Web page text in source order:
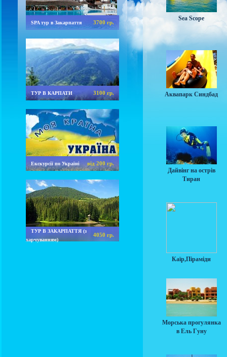
SPA тур в Закарпаття 3700 гр.
ТУР В КАРПАТИ 3100 гр.
Екскурсії по Україні від 200 гр.
ТУР В ЗАКАРПАТТЯ (з
харчуванням)
4050 гр.
Sea Scope
Аквапарк Синдбад
Дайвінг на острів
Тиран
Каїр,Піраміди
Морська прогулянка
в Ель Гуну